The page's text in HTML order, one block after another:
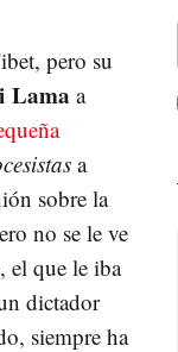
pero su
Lama a
a
sobre la
no se le ve
el que le iba
dictador
siempre ha